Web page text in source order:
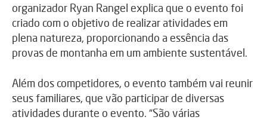
organizador Ryan Rangel explica que o evento foi
criado com o objetivo de realizar atividades em
plena natureza, proporcionando a essência das
provas de montanha em um ambiente sustentável.
Além dos competidores, o evento também vai reunir
seus familiares, que vão participar de diversas
atividades durante o evento. “São várias